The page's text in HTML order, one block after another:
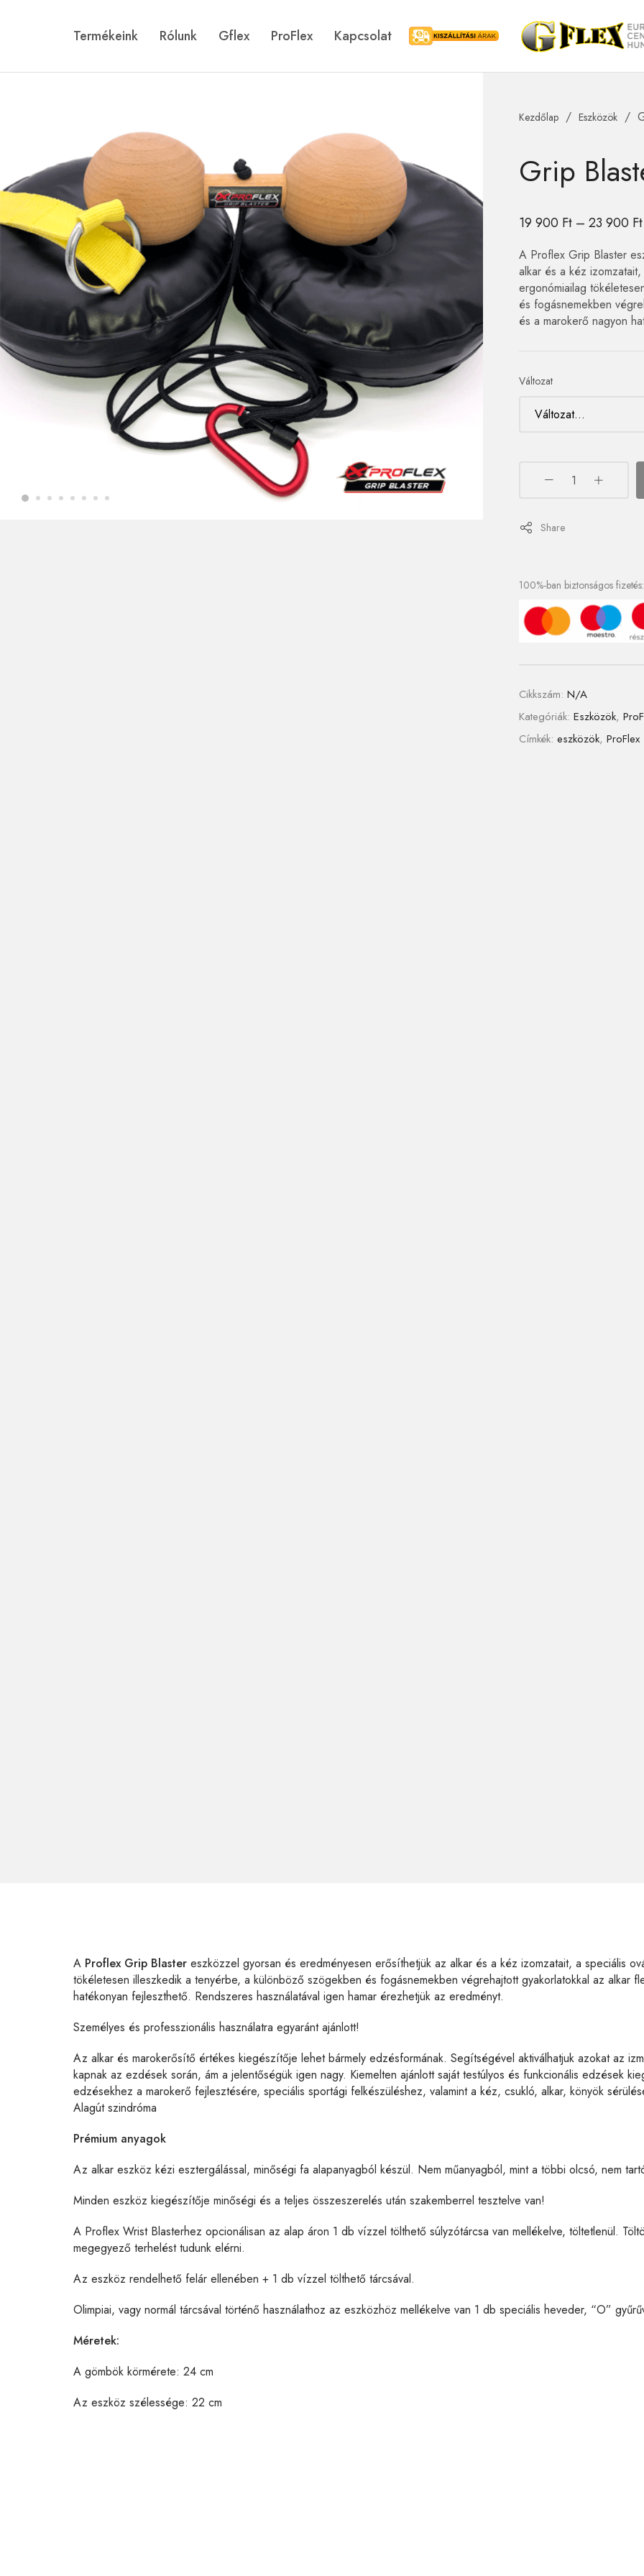
Termékeink Rólunk
Történetünk
Gflex ProFlex Kapcsolat Kiszállítási árak
Kezdőlap / Eszközök /
Grip
19 900 Ft – 23 900 Ft
A Proflex Grip Blaster
alkar és a kéz
ergonómiailag
és fogásnemekben
és a marokerő nagyon
Változat
Share
100%-ban biztonságos fizetés:
Cikkszám: N/A
Kategóriák: Eszközök,
Címkék: eszközök, ProFlex
A Proflex Grip Blaster eszközzel gyorsan és eredményesen erősíthetjük az alkar és a kéz izomzatait, a speciális
tökéletesen illeszkedik a tenyérbe, a különböző szögekben és fogásnemekben végrehajtott gyakorlatokkal az alkar
hatékonyan fejleszthető. Rendszeres használatával igen hamar érezhetjük az eredményt.
Személyes és professzionális használatra egyaránt ajánlott!
Az alkar és marokerősítő értékes kiegészítője lehet bármely edzésformának. Segítségével aktiválhatjuk azokat az
kapnak az ezdések során, ám a jelentőségük igen nagy. Kiemelten ajánlott saját testúlyos és funkcionális edzések
edzésekhez a marokerő fejlesztésére, speciális sportági felkészüléshez, valamint a kéz, csukló, alkar, könyök
Alagút szindróma
Prémium anyagok
Az alkar eszköz kézi esztergálással, minőségi fa alapanyagból készül. Nem műanyagból, mint a többi olcsó, nem
Minden eszköz kiegészítője minőségi és a teljes összeszerelés után szakemberrel tesztelve van!
A Proflex Wrist Blasterhez opcionálisan az alap áron 1 db vízzel tölthető súlyzótárcsa van mellékelve, töltetlenül.
megegyező terhelést tudunk elérni.
Az eszköz rendelhető felár ellenében + 1 db vízzel tölthető tárcsával.
Olimpiai, vagy normál tárcsával történő használathoz az eszközhöz mellékelve van 1 db speciális heveder, “O”
Méretek:
A gömbök körmérete: 24 cm
Az eszköz szélessége: 22 cm